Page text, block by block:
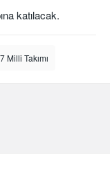
katılacak.
Milli Takımı